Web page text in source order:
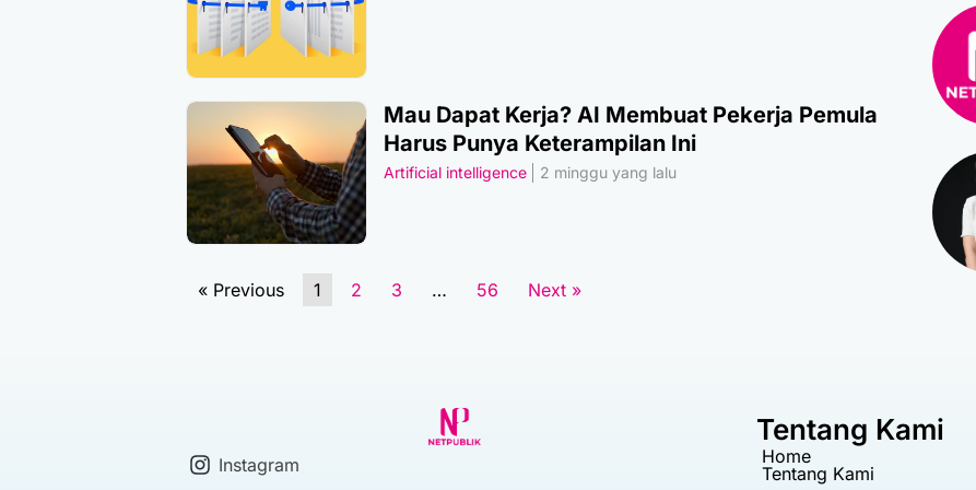
Mau Dapat Kerja? AI Membuat Pekerja Pemula
Harus Punya Keterampilan Ini
Artificial intelligence 2 minggu yang lalu
« Previous 1 2 3 … 56 Next »
Instagram
Tentang Kami
Home
Tentang Kami